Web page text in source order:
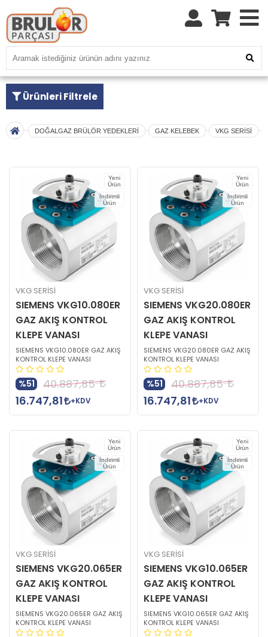
Ürünleri Filtrele
DOĞALGAZ BRÜLÖR YEDEKLERİ GAZ KELEBEK VKG SERİSİ
Yeni
Ürün
İndirimli
Ürün
VKG SERİSİ
SIEMENS VKG10.080ER
GAZ AKIŞ KONTROL
KLEPE VANASI
SIEMENS VKG10.080ER GAZ AKIŞ
KONTROL KLEPE VANASI
%51
40.887,85
16.747,81
+KDV
Yeni
Ürün
İndirimli
Ürün
VKG SERİSİ
SIEMENS VKG20.080ER
GAZ AKIŞ KONTROL
KLEPE VANASI
SIEMENS VKG20.080ER GAZ AKIŞ
KONTROL KLEPE VANASI
%51
40.887,85
16.747,81
+KDV
Yeni
Ürün
İndirimli
Ürün
VKG SERİSİ
SIEMENS VKG20.065ER
GAZ AKIŞ KONTROL
KLEPE VANASI
SIEMENS VKG20.065ER GAZ AKIŞ
KONTROL KLEPE VANASI
Yeni
Ürün
İndirimli
Ürün
VKG SERİSİ
SIEMENS VKG10.065ER
GAZ AKIŞ KONTROL
KLEPE VANASI
SIEMENS VKG10.065ER GAZ AKIŞ
KONTROL KLEPE VANASI